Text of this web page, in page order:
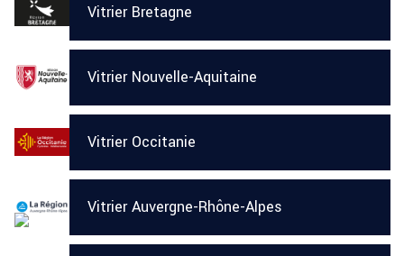
Vitrier Bretagne
Vitrier Nouvelle-Aquitaine
Vitrier Occitanie
Vitrier Auvergne-Rhône-Alpes